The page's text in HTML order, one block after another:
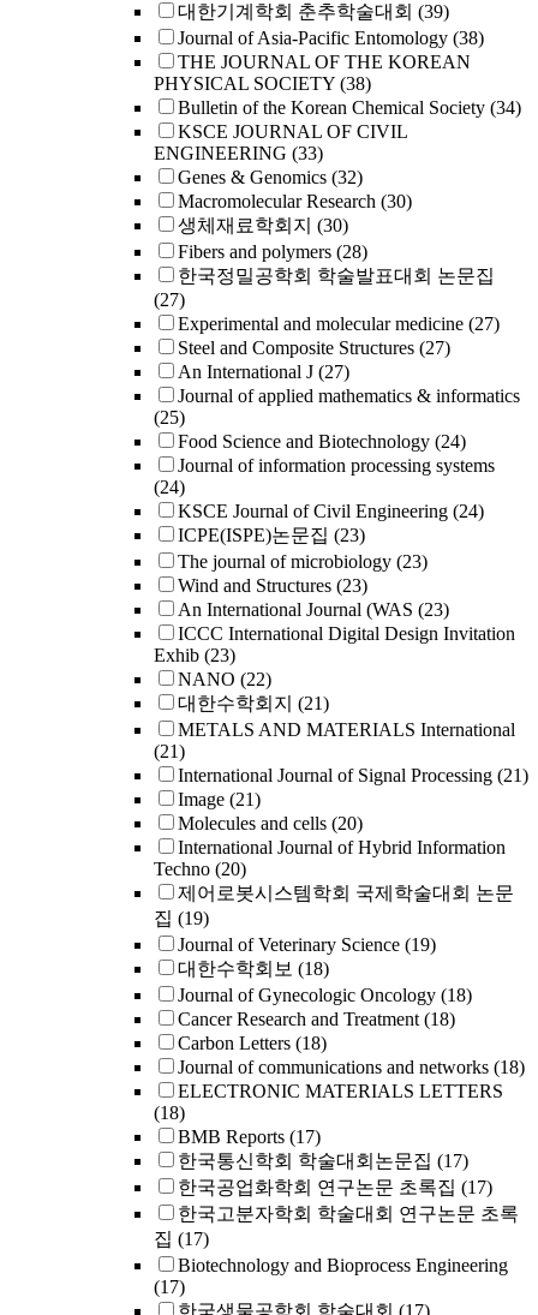
대한기계학회 춘추학술대회 (39)
Journal of Asia-Pacific Entomology (38)
THE JOURNAL OF THE KOREAN
PHYSICAL SOCIETY (38)
Bulletin of the Korean Chemical Society (34)
KSCE JOURNAL OF CIVIL
ENGINEERING (33)
Genes & Genomics (32)
Macromolecular Research (30)
생체재료학회지 (30)
Fibers and polymers (28)
한국정밀공학회 학술발표대회 논문집
(27)
Experimental and molecular medicine (27)
Steel and Composite Structures (27)
An International J (27)
Journal of applied mathematics & informatics
(25)
Food Science and Biotechnology (24)
Journal of information processing systems
(24)
KSCE Journal of Civil Engineering (24)
ICPE(ISPE)논문집 (23)
The journal of microbiology (23)
Wind and Structures (23)
An International Journal (WAS (23)
ICCC International Digital Design Invitation
Exhib (23)
NANO (22)
대한수학회지 (21)
METALS AND MATERIALS International
(21)
International Journal of Signal Processing (21)
Image (21)
Molecules and cells (20)
International Journal of Hybrid Information
Techno (20)
제어로봇시스템학회 국제학술대회 논문
집 (19)
Journal of Veterinary Science (19)
대한수학회보 (18)
Journal of Gynecologic Oncology (18)
Cancer Research and Treatment (18)
Carbon Letters (18)
Journal of communications and networks (18)
ELECTRONIC MATERIALS LETTERS
(18)
BMB Reports (17)
한국통신학회 학술대회논문집 (17)
한국공업화학회 연구논문 초록집 (17)
한국고분자학회 학술대회 연구논문 초록
집 (17)
Biotechnology and Bioprocess Engineering
(17)
한국생물공학회 학술대회 (17)